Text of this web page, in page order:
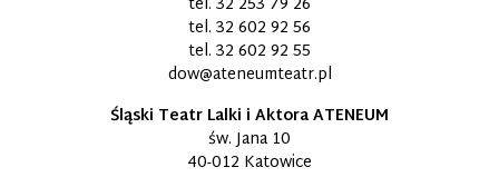
tel. 32 602 92 56
tel. 32 602 92 55
dow@ateneumteatr.pl
Śląski Teatr Lalki i Aktora ATENEUM
św. Jana 10
40-012 Katowice